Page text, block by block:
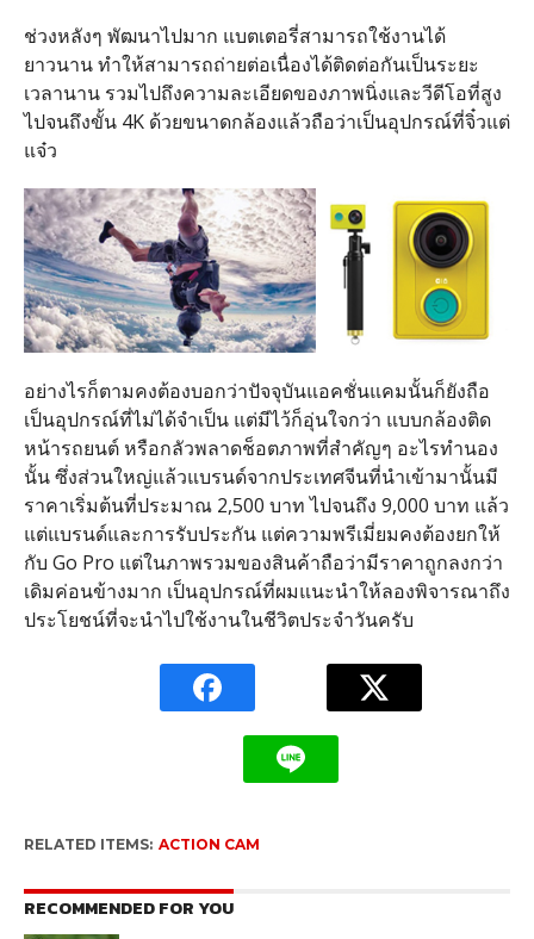
ช่วงหลังๆ พัฒนาไปมาก แบตเตอรี่สามารถใช้งานได้
ยาวนาน ทำให้สามารถถ่ายต่อเนื่องได้ติดต่อกันเป็นระยะ
เวลานาน รวมไปถึงความละเอียดของภาพนิ่งและวีดีโอที่สูง
ไปจนถึงขั้น 4K ด้วยขนาดกล้องแล้วถือว่าเป็นอุปกรณ์ที่จิ๋วแต่
แจ๋ว
อย่างไรก็ตามคงต้องบอกว่าปัจจุบันแอคชั่นแคมนั้นก็ยังถือ
เป็นอุปกรณ์ที่ไม่ได้จำเป็น แต่มีไว้ก็อุ่นใจกว่า แบบกล้องติด
หน้ารถยนต์ หรือกลัวพลาดช็อตภาพที่สำคัญๆ อะไรทำนอง
นั้น ซึ่งส่วนใหญ่แล้วแบรนด์จากประเทศจีนที่นำเข้ามานั้นมี
ราคาเริ่มต้นที่ประมาณ 2,500 บาท ไปจนถึง 9,000 บาท แล้ว
แต่แบรนด์และการรับประกัน แต่ความพรีเมี่ยมคงต้องยกให้
กับ Go Pro แต่ในภาพรวมของสินค้าถือว่ามีราคาถูกลงกว่า
เดิมค่อนข้างมาก เป็นอุปกรณ์ที่ผมแนะนำให้ลองพิจารณาถึง
ประโยชน์ที่จะนำไปใช้งานในชีวิตประจำวันครับ
RELATED ITEMS: ACTION CAM
RECOMMENDED FOR YOU